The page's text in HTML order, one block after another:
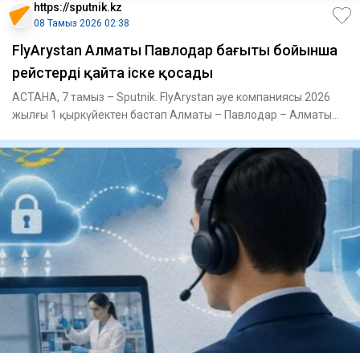
https://sputnik.kz
08 Тамыз 2026 02:38
FlyArystan Алматы Павлодар бағыты бойынша
рейстерді қайта іске қосады
АСТАНА, 7 тамыз – Sputnik. FlyArystan әуе компаниясы 2026
жылғы 1 қыркүйектен бастап Алматы – Павлодар – Алматы